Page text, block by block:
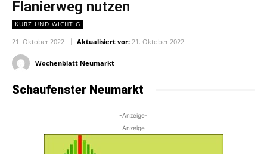
Flanierweg nutzen
KURZ UND WICHTIG
21. Oktober 2022 Aktualisiert vor: 21. Oktober 2022
Wochenblatt Neumarkt
Schaufenster Neumarkt
-Anzeige-
Anzeige